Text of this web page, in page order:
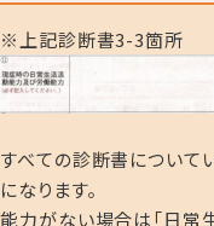
※上記診断書3-3箇所
すべての診断書について
になります。
能力がない場合は「日常